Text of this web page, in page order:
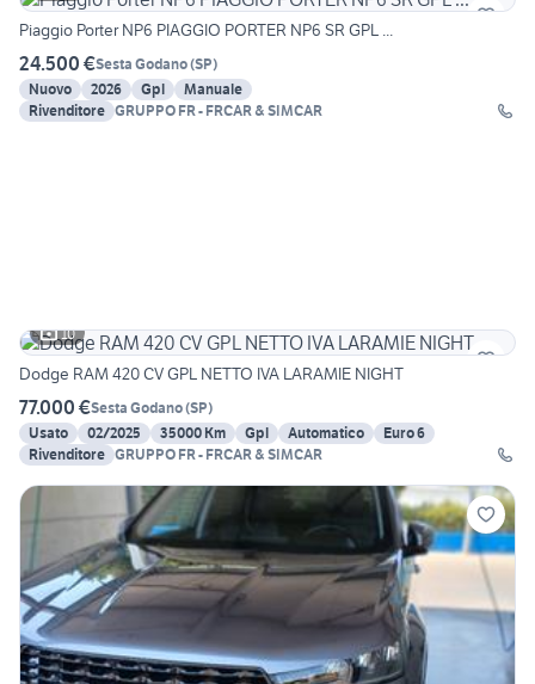
Piaggio Porter NP6 PIAGGIO PORTER NP6 SR GPL ...
24.500 €Sesta Godano(SP)
Nuovo
2026 Gpl
Manuale
Rivenditore GRUPPO FR - FRCAR & SIMCAR
10
Dodge RAM 420 CV GPL NETTO IVA LARAMIE NIGHT
77.000 €Sesta Godano(SP)
Usato
02/2025 35000 Km Gpl Automatico
Euro 6
Rivenditore GRUPPO FR - FRCAR & SIMCAR